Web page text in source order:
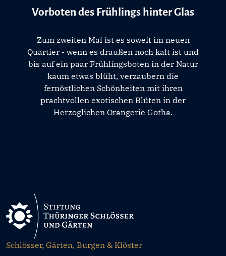
Vorboten des Frühlings hinter Glas
Zum zweiten Mal ist es soweit im neuen
Quartier - wenn es draußen noch kalt ist und
bis auf ein paar Frühlingsboten in der Natur
kaum etwas blüht, verzaubern die
fernöstlichen Schönheiten mit ihren
prachtvollen exotischen Blüten in der
Herzoglichen Orangerie Gotha.
Schlösser, Gärten, Burgen & Klöster